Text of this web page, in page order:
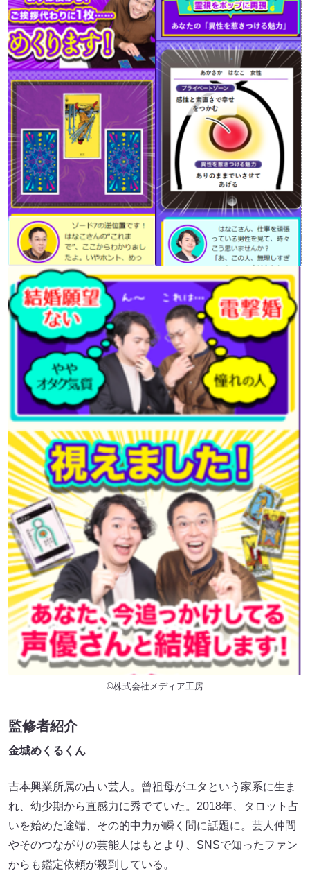
©株式会社メディア工房
監修者紹介
金城めくるくん
吉本興業所属の占い芸人。曾祖母がユタという家系に生ま
れ、幼少期から直感力に秀でていた。2018年、タロット占
いを始めた途端、その的中力が瞬く間に話題に。芸人仲間
やそのつながりの芸能人はもとより、SNSで知ったファン
からも鑑定依頼が殺到している。